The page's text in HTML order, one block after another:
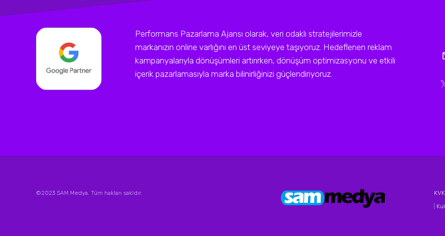
Performans Pazarlama Ajansı olarak, veri odaklı stratejilerimizle
markanızın online varlığını en üst seviyeye taşıyoruz. Hedeflenen reklam
kampanyalarıyla dönüşümleri artırırken, dönüşüm optimizasyonu ve etkili
içerik pazarlamasıyla marka bilinirliğinizi güçlendiriyoruz.
©2023 SAM Medya. Tüm hakları sakldır.